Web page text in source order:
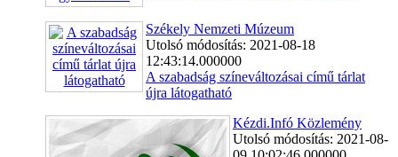
Székely Nemzeti Múzeum
Utolsó módosítás: 2021-08-18
12:43:14.000000
A szabadság színeváltozásai című tárlat
újra látogatható
Kézdi.Infó Közlemény
Utolsó módosítás: 2021-08-